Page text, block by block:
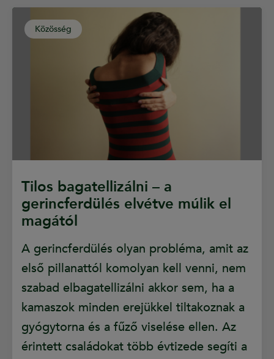
Közösség
Tilos bagatellizálni – a
gerincferdülés elvétve múlik el
magától
A gerincferdülés olyan probléma, amit az
első pillanattól komolyan kell venni, nem
szabad elbagatellizálni akkor sem, ha a
kamaszok minden erejükkel tiltakoznak a
gyógytorna és a fűző viselése ellen. Az
érintett családokat több évtizede segíti a